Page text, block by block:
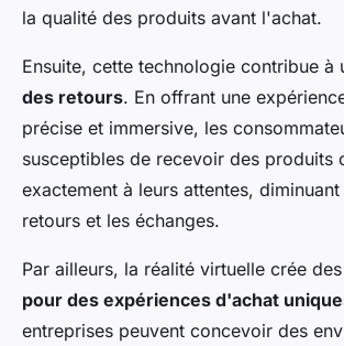
la qualité des produits avant l'achat.
Ensuite, cette technologie contribue à
des retours. En offrant une
précise et immersive, les
susceptibles de recevoir des produits
exactement à leurs attentes,
retours et les échanges.
Par ailleurs, la réalité virtuelle crée des
pour des expériences d'achat
entreprises peuvent concevoir des